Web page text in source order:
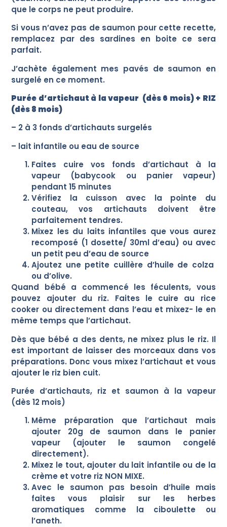
que le corps ne peut produire.
Si vous n’avez pas de saumon pour cette recette,
remplacez par des sardines en boite ce sera
parfait.
J’achète également mes pavés de saumon en
surgelé en ce moment.
Purée d’artichaut à la vapeur (dès 6 mois) + RIZ
(dès 8 mois)
– 2 à 3 fonds d’artichauts surgelés
– lait infantile ou eau de source
Faites cuire vos fonds d’artichaut à la
vapeur (babycook ou panier vapeur)
pendant 15 minutes
Vérifiez la cuisson avec la pointe du
couteau, vos artichauts doivent être
parfaitement tendres.
Mixez les du laits infantiles que vous aurez
recomposé (1 dosette/ 30ml d’eau) ou avec
un petit peu d’eau de source
Ajoutez une petite cuillère d’huile de colza
ou d’olive.
Quand bébé a commencé les féculents, vous
pouvez ajouter du riz. Faites le cuire au rice
cooker ou directement dans l’eau et mixez- le en
même temps que l’artichaut.
Dès que bébé a des dents, ne mixez plus le riz. Il
est important de laisser des morceaux dans vos
préparations. Donc vous mixez l’artichaut et vous
ajouter le riz bien cuit.
Purée d’artichauts, riz et saumon à la vapeur
(dès 12 mois)
Même préparation que l’artichaut mais
ajouter 20g de saumon dans le panier
vapeur (ajouter le saumon congelé
directement).
Mixez le tout, ajouter du lait infantile ou de la
crème et votre riz NON MIXE.
Avec le saumon pas besoin d’huile mais
faites vous plaisir sur les herbes
aromatiques comme la ciboulette ou
l’aneth.